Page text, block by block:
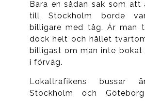
Bara en sådan sak som att
till Stockholm borde
billigare med tåg. Är man
dock helt och hållet
billigast om man inte bokat
i förväg.
Lokaltrafikens bussar
Stockholm och